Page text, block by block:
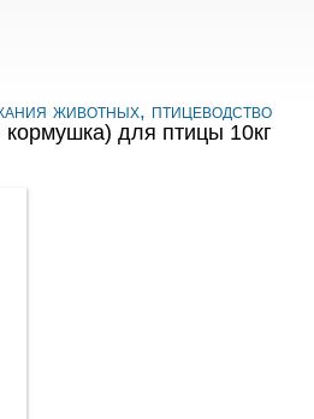
животных, птицеводство
для птицы 10кг